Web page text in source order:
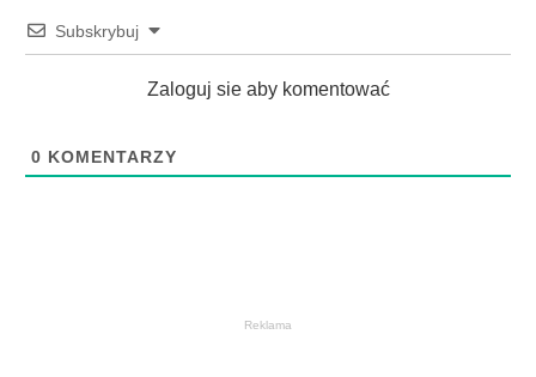
Subskrybuj
Zaloguj sie aby komentować
0 KOMENTARZY
Reklama